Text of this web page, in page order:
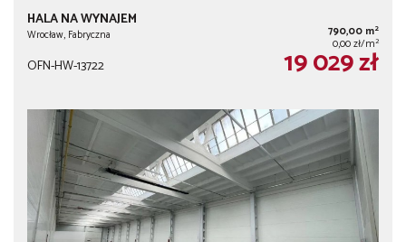
HALA NA WYNAJEM
Wrocław, Fabryczna 790,00 m2
0,00 zł/m2
OFN-HW-13722 19 029 zł